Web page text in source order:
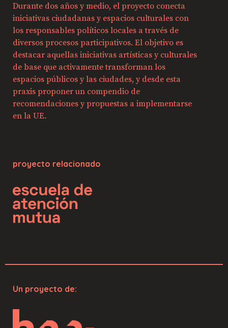
Durante dos años y medio, el proyecto conecta
iniciativas ciudadanas y espacios culturales con
los responsables políticos locales a través de
diversos procesos participativos. El objetivo es
destacar aquellas iniciativas artísticas y culturales
de base que activamente transforman los
espacios públicos y las ciudades, y desde esta
praxis proponer un compendio de
recomendaciones y propuestas a implementarse
en la UE.
proyecto relacionado
Un proyecto de: